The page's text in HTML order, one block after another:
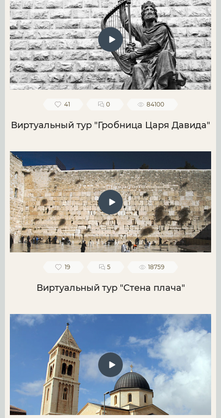
41 0 84100
Виртуальный тур "Гробница Царя Давида"
19 5 18759
Виртуальный тур "Стена плача"